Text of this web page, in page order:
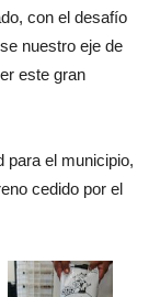
con el desafío
nuestro eje de
este gran
para el municipio,
cedido por el